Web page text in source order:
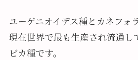
ユーゲニオイデス種とカネフォ
現在世界で最も生産され流通し
ビカ種です。